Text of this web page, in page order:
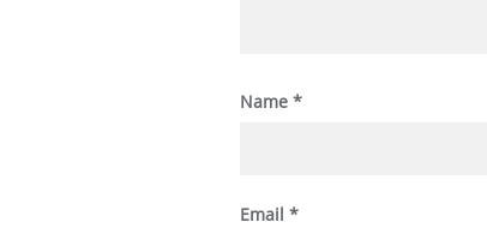
Name *
Email *